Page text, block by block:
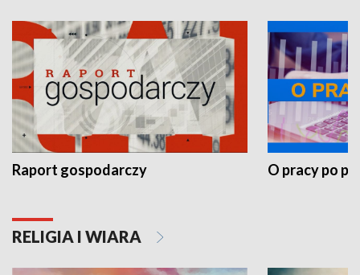
Raport gospodarczy O pracy po
RELIGIA I WIARA